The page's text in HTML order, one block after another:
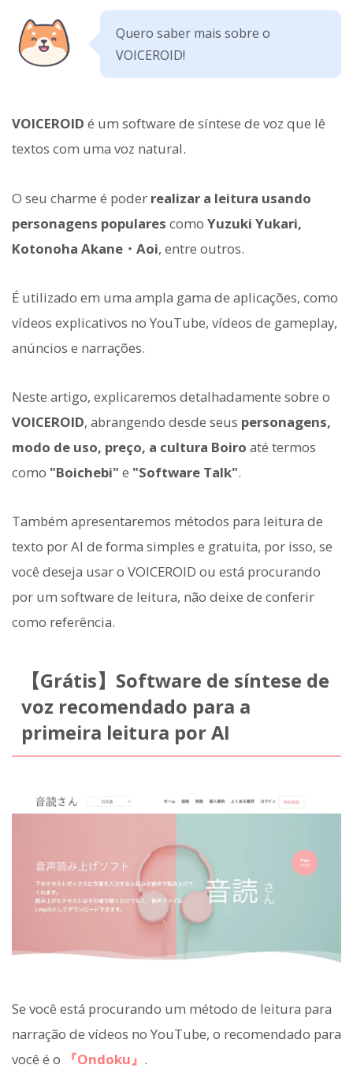
Quero saber mais sobre o
VOICEROID!
VOICEROID é um software de síntese de voz que lê
textos com uma voz natural.
O seu charme é poder realizar a leitura usando
personagens populares como Yuzuki Yukari,
Kotonoha Akane・Aoi, entre outros.
É utilizado em uma ampla gama de aplicações, como
vídeos explicativos no YouTube, vídeos de gameplay,
anúncios e narrações.
Neste artigo, explicaremos detalhadamente sobre o
VOICEROID, abrangendo desde seus personagens,
modo de uso, preço, a cultura Boiro até termos
como "Boichebi" e "Software Talk".
Também apresentaremos métodos para leitura de
texto por AI de forma simples e gratuita, por isso, se
você deseja usar o VOICEROID ou está procurando
por um software de leitura, não deixe de conferir
como referência.
【Grátis】Software de síntese de
voz recomendado para a
primeira leitura por AI
Se você está procurando um método de leitura para
narração de vídeos no YouTube, o recomendado para
você é o
『Ondoku』 .